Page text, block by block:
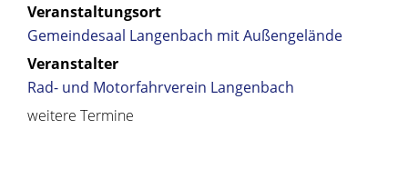
Veranstaltungsort
Gemeindesaal Langenbach mit Außengelände
Veranstalter
Rad- und Motorfahrverein Langenbach
weitere Termine